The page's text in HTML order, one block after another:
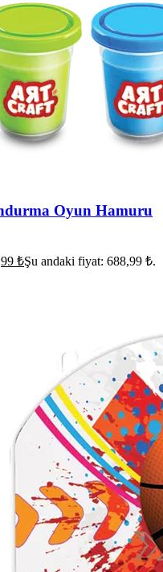
Oyun Hamuru
₺Şu andaki fiyat: 688,99 ₺.